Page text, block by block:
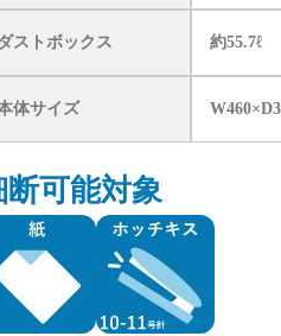
ストボックス 約55.7ℓ
体サイズ
断可能対象